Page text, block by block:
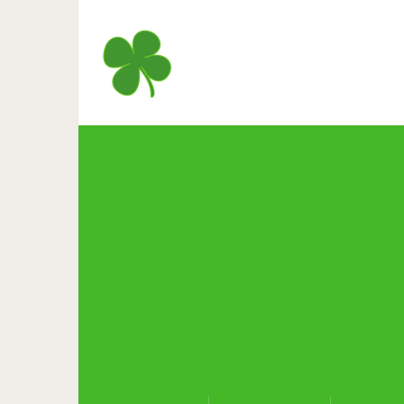
Хозяин отчаянно защитил